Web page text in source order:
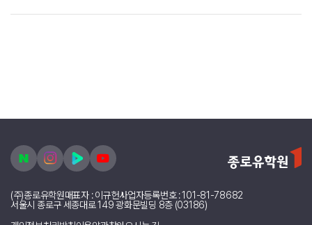
(주)종로유학원대표자 : 이규헌사업자등록번호 : 101-81-78682
서울시 종로구 세종대로 149 광화문빌딩 8층 (03186)